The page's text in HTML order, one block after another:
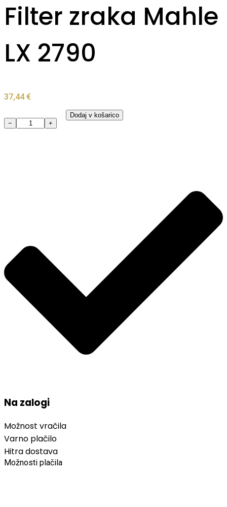
Filter zraka Mahle
LX 2790
37,44€
Filter
− +
Dodaj v košarico
Na zalogi
Možnost vračila
Varno plačilo
Hitra dostava
Možnosti plačila